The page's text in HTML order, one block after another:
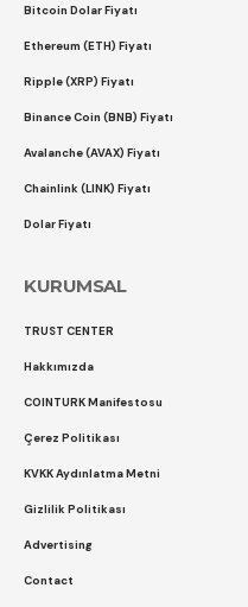
Bitcoin Dolar Fiyatı
Ethereum (ETH) Fiyatı
Ripple (XRP) Fiyatı
Binance Coin (BNB) Fiyatı
Avalanche (AVAX) Fiyatı
Chainlink (LINK) Fiyatı
Dolar Fiyatı
KURUMSAL
TRUST CENTER
Hakkımızda
COINTURK Manifestosu
Çerez Politikası
KVKK Aydınlatma Metni
Gizlilik Politikası
Advertising
Contact